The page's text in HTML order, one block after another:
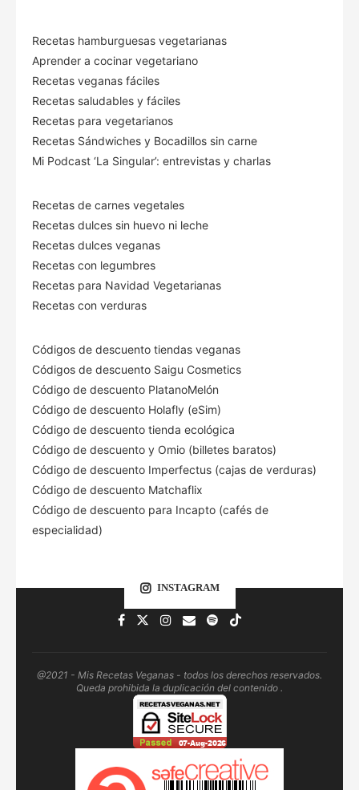
Recetas hamburguesas vegetarianas
Aprender a cocinar vegetariano
Recetas veganas fáciles
Recetas saludables y fáciles
Recetas para vegetarianos
Recetas Sándwiches y Bocadillos sin carne
Mi Podcast ‘La Singular’: entrevistas y charlas
Recetas de carnes vegetales
Recetas dulces sin huevo ni leche
Recetas dulces veganas
Recetas con legumbres
Recetas para Navidad Vegetarianas
Recetas con verduras
Códigos de descuento tiendas veganas
Códigos de descuento Saigu Cosmetics
Código de descuento PlatanoMelón
Código de descuento Holafly (eSim)
Código de descuento tienda ecológica
Código de descuento y Omio (billetes baratos)
Código de descuento Imperfectus (cajas de verduras)
Código de descuento Matchaflix
Código de descuento para Incapto (cafés de
especialidad)
INSTAGRAM
@2021 - Mis Recetas Veganas - todos los derechos reservados.
Queda prohibida la duplicación del contenido .